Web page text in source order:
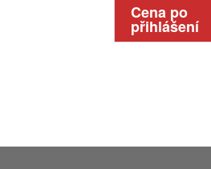
Cena po
přihlášení